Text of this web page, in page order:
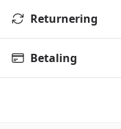
Returnering
Betaling